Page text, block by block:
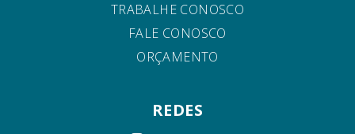
TRABALHE CONOSCO
FALE CONOSCO
ORÇAMENTO
REDES